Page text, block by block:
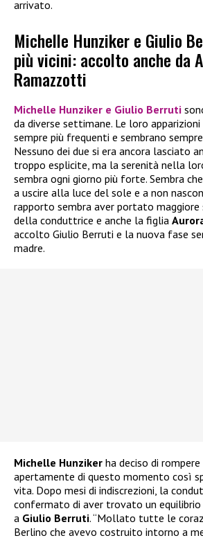
arrivato.
Michelle Hunziker e Giulio
più vicini: accolto anche da
Ramazzotti
Michelle Hunziker e Giulio Berruti
da diverse settimane. Le loro
sempre più frequenti e sembrano
Nessuno dei due si era ancora lasciato
troppo esplicite, ma la serenità nella
sembra ogni giorno più forte. Sembra
a uscire alla luce del sole e a non
rapporto sembra aver portato
della conduttrice e anche la figlia
accolto Giulio Berruti e la nuova fase
madre.
Michelle Hunziker ha deciso di
apertamente di questo momento così
vita. Dopo mesi di indiscrezioni, la
confermato di aver trovato un
a Giulio Berruti. “Mollato tutte le
Berlino che avevo costruito intorno a